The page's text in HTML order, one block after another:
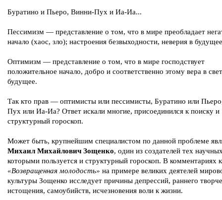
Буратино и Пьеро, Винни-Пух и Иа-Иа...
Пессимизм — представление о том, что в мире преобладает
начало (хаос, зло); настроения безвыходности, неверия в
Оптимизм — представление о том, что в мире господствует
положительное начало, добро и соответственно этому вера в
будущее.
Так кто прав — оптимисты или пессимисты, Буратино или
Пух или Иа-Иа? Ответ искали многие, присоединился к поиску и
структурный гороскоп.
Может быть, крупнейшим специалистом по данной проблеме
Михаил Михайлович Зощенко, один из создателей тех
которыми пользуется и структурный гороскоп. В комментариях
«Возвращенная молодость» на примере великих деятелей
культуры Зощенко исследует причины депрессий, раннего
истощения, самоубийств, исчезновения воли к жизни.